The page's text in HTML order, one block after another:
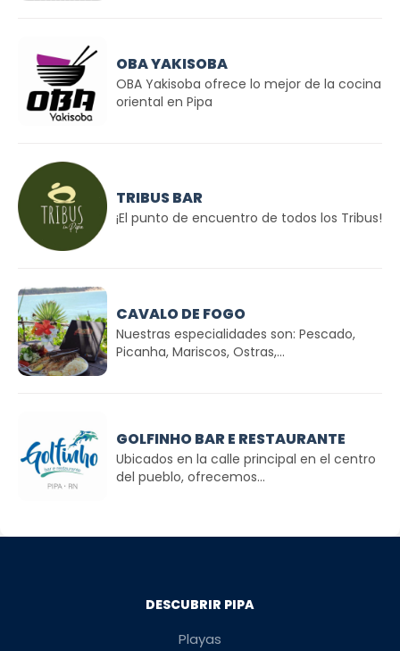
OBA YAKISOBA
OBA Yakisoba ofrece lo mejor de la cocina
oriental en Pipa
TRIBUS BAR
¡El punto de encuentro de todos los Tribus!
CAVALO DE FOGO
Nuestras especialidades son: Pescado,
Picanha, Mariscos, Ostras,...
GOLFINHO BAR E RESTAURANTE
Ubicados en la calle principal en el centro
del pueblo, ofrecemos...
DESCUBRIR PIPA
Playas